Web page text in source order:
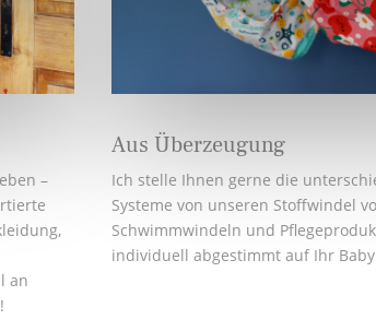
–
an
Aus Überzeugung
Ich stelle Ihnen gerne die
Systeme von unseren Stoffwindel
Schwimmwindeln und
individuell abgestimmt auf Ihr